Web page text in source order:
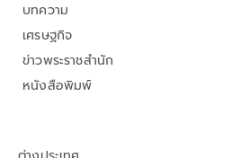
บทความ
เศรษฐกิจ
ข่าวพระราชสำนัก
หนังสือพิมพ์